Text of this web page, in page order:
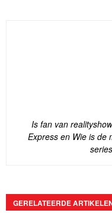
Is fan van
Express en Wie is de
GERELATEERDE